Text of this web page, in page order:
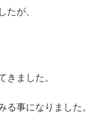
たが、
きました。
る事になりました。